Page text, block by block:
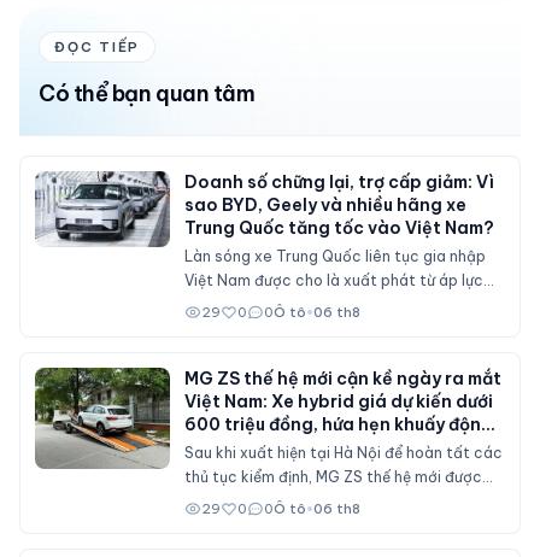
ĐỌC TIẾP
Có thể bạn quan tâm
Doanh số chững lại, trợ cấp giảm: Vì
sao BYD, Geely và nhiều hãng xe
Trung Quốc tăng tốc vào Việt Nam?
Làn sóng xe Trung Quốc liên tục gia nhập
Việt Nam được cho là xuất phát từ áp lực
doanh số tại thị trường nội địa, nơi sức mua
29 0 0Ô tô•06 th8
MG ZS thế hệ mới cận kề ngày ra mắt
Việt Nam: Xe hybrid giá dự kiến dưới
600 triệu đồng, hứa hẹn khuấy động
phân khúc SUV cỡ B
Sau khi xuất hiện tại Hà Nội để hoàn tất các
thủ tục kiểm định, MG ZS thế hệ mới được
cho là sẽ sớm mở bán tại Việt Nam với nhiều
29 0 0Ô tô•06 th8